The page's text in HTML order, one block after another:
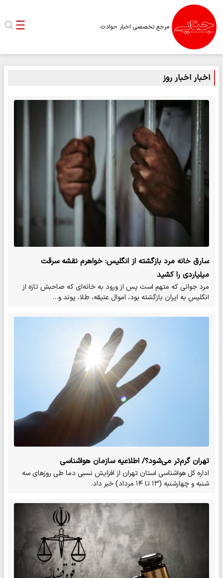
مرجع تخصصی اخبار حوادث
اخبار اخبار روز
سارق خانه مرد بازگشته از انگلیس: خواهرم نقشه سرقت
میلیاردی را کشید
مرد جوانی که متهم است پس از ورود به خانه‌ای که صاحبش تازه از
انگلیس به ایران بازگشته بود، اموال عتیقه، طلا، پوند و…
تهران گرم‌تر می‌شود؟/ اطلاعیه سازمان هواشناسی
اداره کل هواشناسی استان تهران از افزایش نسبی دما طی روزهای سه
شنبه و چهارشنبه (۱۳ تا ۱۴ مرداد) خبر داد.